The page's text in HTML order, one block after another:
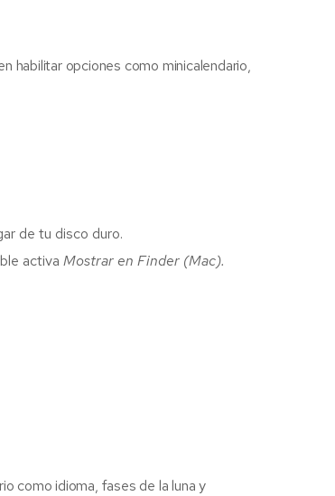
habilitar opciones como minicalendario,
de tu disco duro.
activa Mostrar en Finder (Mac).
como idioma, fases de la luna y